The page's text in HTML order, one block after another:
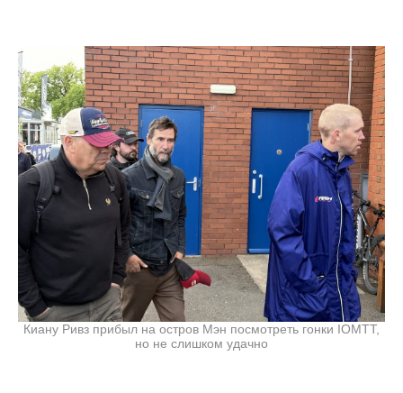
Киану Ривз прибыл на остров Мэн посмотреть гонки IOMTT,
но не слишком удачно